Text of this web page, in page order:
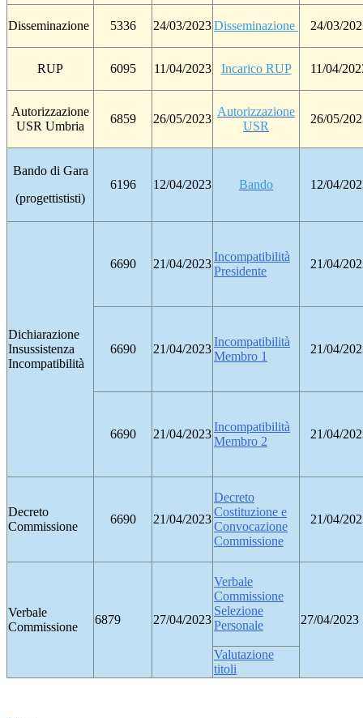
Disseminazione 5336 24/03/2023Disseminazione 24/03/
RUP 6095 11/04/2023 Incarico RUP 11/04/
Autorizzazione
USR Umbria
6859 26/05/2023
Autorizzazione
USR
26/05/
Bando di Gara
(progettististi)
6196 12/04/2023 Bando 12/04/
Dichiarazione
Insussistenza
Incompatibilità
6690 21/04/2023
Incompatibilità
Presidente
21/04/
6690 21/04/2023
Incompatibilità
Membro 1
21/04/
6690 21/04/2023
Incompatibilità
Membro 2
21/04/
Decreto
Commissione
6690 21/04/2023
Decreto
Costituzione e
Convocazione
Commissione
21/04/
Verbale
Commissione
6879 27/04/2023
Verbale
Commissione
Selezione
Personale
27/04/2023
Valutazione
titoli